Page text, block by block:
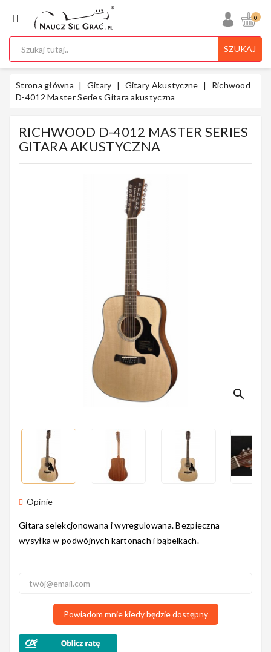
KATEGORIA
Ukulele
Gitary
Smyczkowe
Instrumenty
Dla Dzieci
Akcesoria
0
SZUKAJ
Strona główna Gitary Gitary Akustyczne
Richwood
D-4012 Master Series Gitara akustyczna
RICHWOOD D-4012 MASTER SERIES
GITARA AKUSTYCZNA
search
Opinie
Gitara selekcjonowana i wyregulowana. Bezpieczna
wysyłka w podwójnych kartonach i bąbelkach.
Powiadom mnie kiedy będzie dostępny